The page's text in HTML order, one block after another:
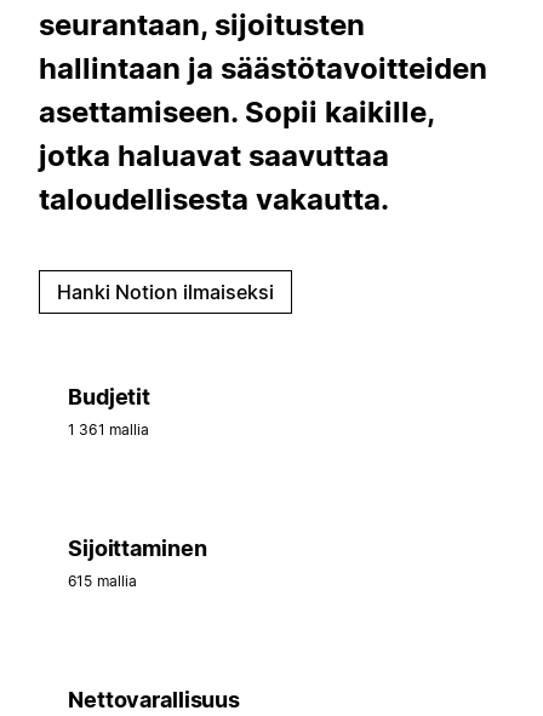
seurantaan, sijoitusten
hallintaan ja säästötavoitteiden
asettamiseen. Sopii kaikille,
jotka haluavat saavuttaa
taloudellisesta vakautta.
Hanki Notion ilmaiseksi
Budjetit
1 361 mallia
Sijoittaminen
615 mallia
Nettovarallisuus